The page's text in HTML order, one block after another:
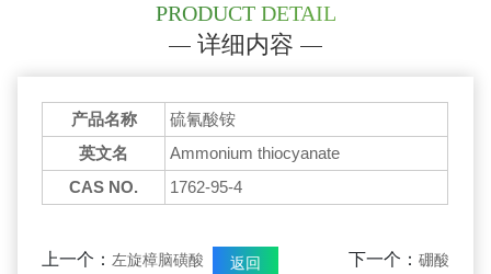
PRODUCT DETAIL
详细内容
产品名称
硫氰酸铵
英文名
Ammonium thiocyanate
CAS NO.
1762-95-4
上一个：左旋樟脑磺酸 返回 下一个： 硼酸